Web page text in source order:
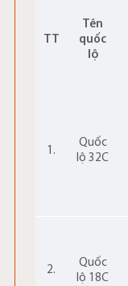
TT
Tên
quốc
lộ
1.
Quốc
lộ 32C
2.
Quốc
lộ 18C